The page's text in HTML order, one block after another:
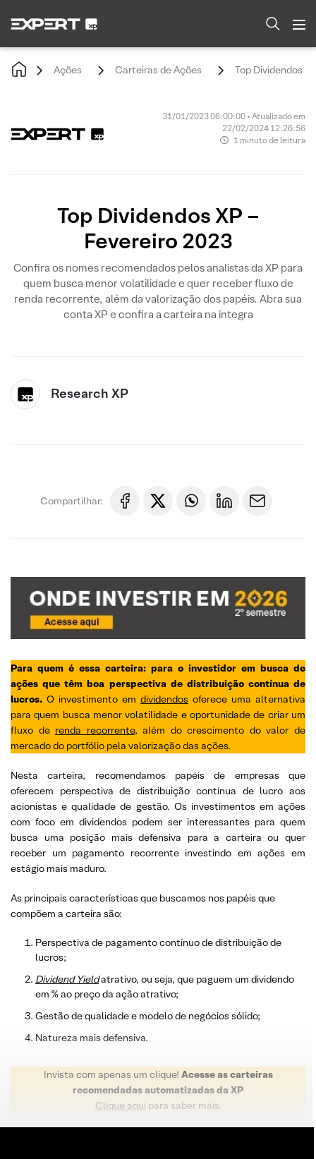
Ações Carteiras de Ações Top Dividendos
31/01/2023 06:00:00 • Atualizado em
22/02/2024 12:26:56
1 minuto de leitura
Top Dividendos XP –
Fevereiro 2023
Confira os nomes recomendados pelos analistas da XP para
quem busca menor volatilidade e quer receber fluxo de
renda recorrente, além da valorização dos papéis. Abra sua
conta XP e confira a carteira na íntegra
Research XP
Compartilhar:
Para quem é essa carteira: para o investidor em busca de
ações que têm boa perspectiva de distribuição contínua de
lucros. O investimento em dividendos oferece uma alternativa
para quem busca menor volatilidade e oportunidade de criar um
fluxo de renda recorrente, além do crescimento do valor de
mercado do portfólio pela valorização das ações.
Nesta carteira, recomendamos papéis de empresas que
oferecem perspectiva de distribuição contínua de lucro aos
acionistas e qualidade de gestão. Os investimentos em ações
com foco em dividendos podem ser interessantes para quem
busca uma posição mais defensiva para a carteira ou quer
receber um pagamento recorrente investindo em ações em
estágio mais maduro.
As principais características que buscamos nos papéis que
compõem a carteira são:
Perspectiva de pagamento contínuo de distribuição de
lucros;
Dividend Yieldatrativo, ou seja, que paguem um dividendo
em % ao preço da ação atrativo;
Gestão de qualidade e modelo de negócios sólido;
Natureza mais defensiva.
Invista com apenas um clique! Acesse as carteiras
recomendadas automatizadas da XP
Clique aqui para saber mais.